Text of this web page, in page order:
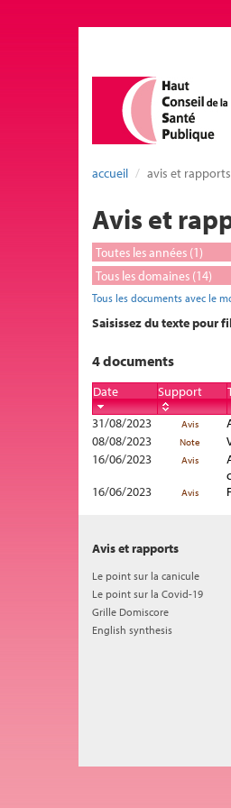
accueil avis et rapports
Avis et
Tous les documents avec le
Saisissez du texte pour
4 documents
Date Support
31/08/2023
Avis
08/08/2023
Note
16/06/2023
Avis
16/06/2023
Avis
Avis et rapports
Le point sur la canicule
Le point sur la Covid-19
Grille Domiscore
English synthesis